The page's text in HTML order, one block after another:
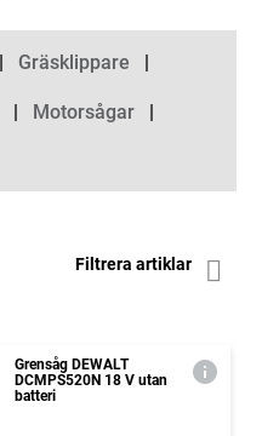
Gräsklippare
Motorsågar
Filtrera artiklar
Grensåg DEWALT
DCMPS520N 18 V utan
batteri